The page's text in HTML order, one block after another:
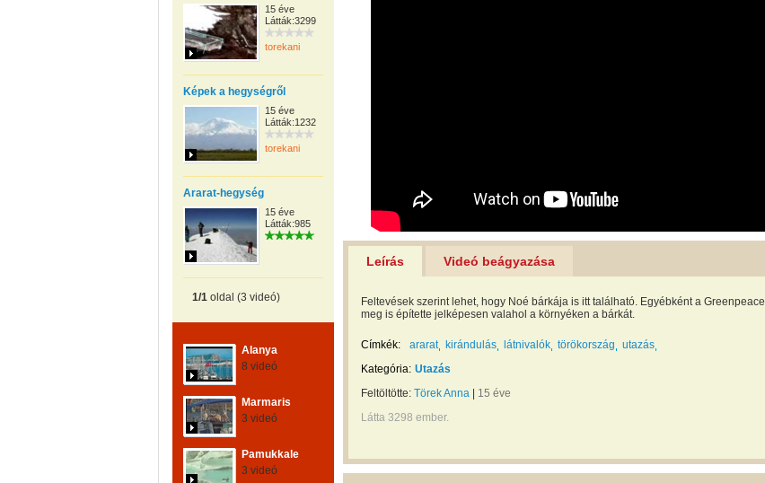
15 éve
Látták:3299
torekani
Képek a hegységről
15 éve
Látták:1232
torekani
Ararat-hegység
15 éve
Látták:985
1/1 oldal (3 videó)
Alanya
8 videó
Marmaris
3 videó
Pamukkale
3 videó
Leírás Videó beágyazása
Feltevések szerint lehet, hogy Noé bárkája is itt található. Egyébként a Greenpeace
meg is építette jelképesen valahol a környéken a bárkát.
Címkék: ararat kirándulás látnivalók törökország
utazás
Kategória: Utazás
Feltöltötte: Törek Anna
15 éve
Látta 3298 ember.